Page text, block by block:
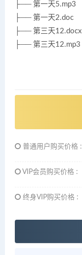
├── 第一天5.mp3
├── 第一天2.doc
├── 第三天12.docx
├── 第三天12.mp3
普通用户购买价格 :
VIP会员购买价格 :
终身VIP购买价格 :